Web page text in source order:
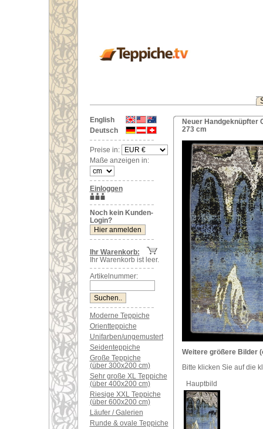
English
Deutsch
Preise in:
Maße anzeigen in:
Einloggen
Noch kein Kunden-
Login?
Ihr Warenkorb:
Ihr Warenkorb ist leer.
Artikelnummer:
Moderne Teppiche
Orientteppiche
Unifarben/ungemustert
Seidenteppiche
Große Teppiche
(über 300x200 cm)
Sehr große XL Teppiche
(über 400x200 cm)
Riesige XXL Teppiche
(über 600x200 cm)
Läufer / Galerien
Runde & ovale Teppiche
Neuer Handgeknüpfter
273 cm
Weitere größere Bilder
Bitte klicken Sie auf die
Hauptbild